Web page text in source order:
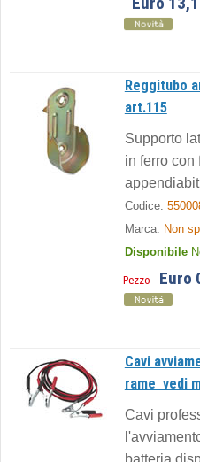
Reggitubo
art.115
Supporto
in ferro con
Codice:
Marca: Non
Disponibile
Pezzo Euro
Cavi
rame_vedi
Cavi